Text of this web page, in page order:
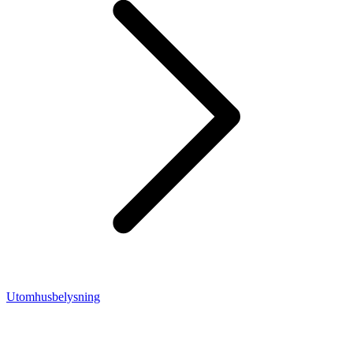
Utomhusbelysning